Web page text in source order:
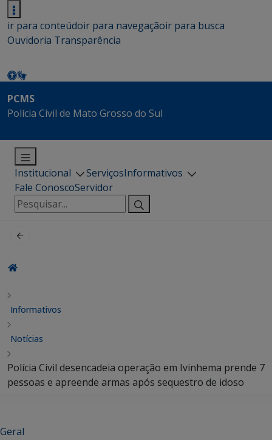
ir para conteúdoir para navegaçãoir para busca
Ouvidoria Transparência
PCMS
Polícia Civil de Mato Grosso do Sul
Institucional ServiçosInformativos
Fale ConoscoServidor
Pesquisar
por:
Informativos
Notícias
Polícia Civil desencadeia operação em Ivinhema prende 7
pessoas e apreende armas após sequestro de idoso
Geral